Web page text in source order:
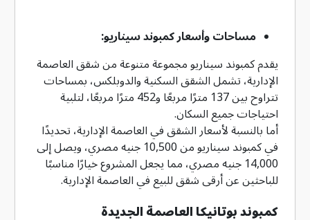
مساحات وأسعار كمبوند سيناريو:
يقدم كمبوند سيناريو مجموعة متنوعة من شقق العاصمة
الإدارية، تشمل الشقق السكنية والدوبلكس، بمساحات
تتراوح بين 137 مترًا مربعًا و452 مترًا مربعًا، لتلبية
احتياجات جميع السكان.
أما بالنسبة لأسعار الشقق في العاصمة الإدارية، تحديدًا
في كمبوند سيناريو من 10,500 جنيه مصري، ويصل إلى
14,000 جنيه مصري، مما يجعل المشروع خيارًا مناسبًا
للباحثين عن أرقى شقق للبيع في العاصمة الإدارية.
كمبوند بوتانيكا العاصمة الجديدة